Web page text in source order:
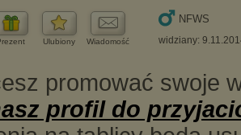
Ulubiony Wiadomość
NFWS
widziany: